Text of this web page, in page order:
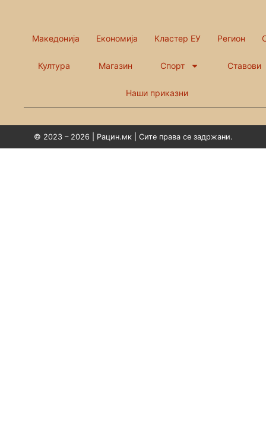
Македонија Економија Кластер ЕУ Регион
Култура Магазин Спорт Ставови
Наши приказни
© 2023 – 2026 | Рацин.мк | Сите права се задржани.